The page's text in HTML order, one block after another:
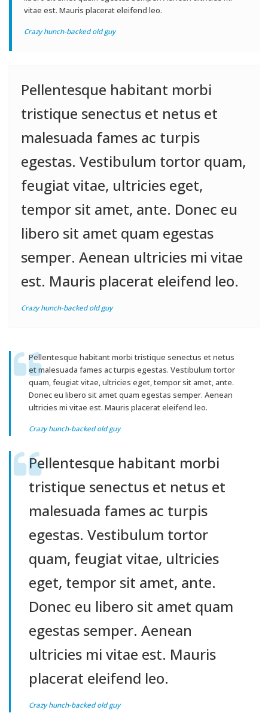
vitae est. Mauris placerat eleifend leo.
Crazy hunch-backed old guy
Pellentesque habitant morbi
tristique senectus et netus et
malesuada fames ac turpis
egestas. Vestibulum tortor quam,
feugiat vitae, ultricies eget,
tempor sit amet, ante. Donec eu
libero sit amet quam egestas
semper. Aenean ultricies mi vitae
est. Mauris placerat eleifend leo.
Crazy hunch-backed old guy
Pellentesque habitant morbi tristique senectus et netus
et malesuada fames ac turpis egestas. Vestibulum tortor
quam, feugiat vitae, ultricies eget, tempor sit amet, ante.
Donec eu libero sit amet quam egestas semper. Aenean
ultricies mi vitae est. Mauris placerat eleifend leo.
Crazy hunch-backed old guy
Pellentesque habitant morbi
tristique senectus et netus et
malesuada fames ac turpis
egestas. Vestibulum tortor
quam, feugiat vitae, ultricies
eget, tempor sit amet, ante.
Donec eu libero sit amet quam
egestas semper. Aenean
ultricies mi vitae est. Mauris
placerat eleifend leo.
Crazy hunch-backed old guy